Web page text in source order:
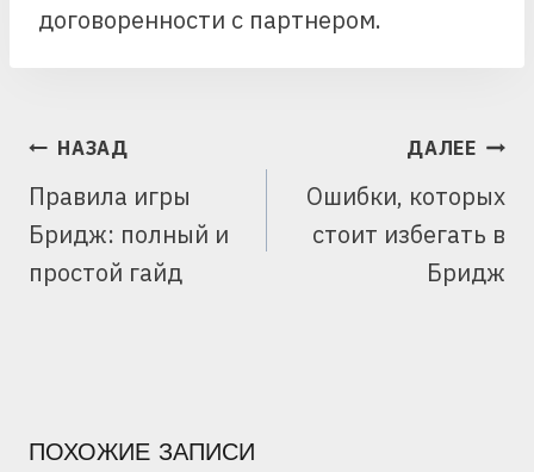
договоренности с партнером.
НАВИГАЦИЯ
ЗАПИСЯМ
НАЗАД
Правила игры
Бридж: полный и
простой гайд
ДАЛЕЕ
Ошибки, которых
стоит избегать в
Бридж
ПОХОЖИЕ ЗАПИСИ